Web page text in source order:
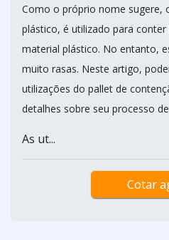
Como o próprio nome sugere,
plástico, é utilizado para
material plástico. No entanto,
muito rasas. Neste artigo,
utilizações do pallet de
detalhes sobre seu processo
As ut...
Cotar